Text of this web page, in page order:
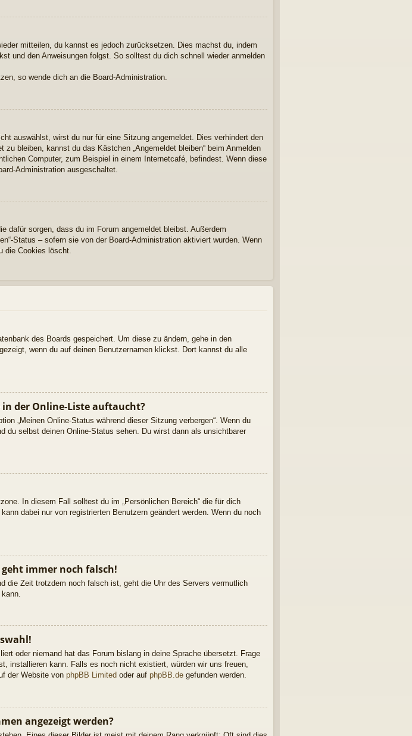
mitteilen, du kannst es jedoch zurücksetzen. Dies machst du, indem
und den Anweisungen folgst. So solltest du dich schnell wieder anmelden
so wende dich an die Board-Administration.
auswählst, wirst du nur für eine Sitzung angemeldet. Dies verhindert den
bleiben, kannst du das Kästchen „Angemeldet bleiben“ beim Anmelden
Computer, zum Beispiel in einem Internetcafé, befindest. Wenn diese
Administration ausgeschaltet.
dafür sorgen, dass du im Forum angemeldet bleibst. Außerdem
Status – sofern sie von der Board-Administration aktiviert wurden. Wenn
die Cookies löscht.
des Boards gespeichert. Um diese zu ändern, gehe in den
wenn du auf deinen Benutzernamen klickst. Dort kannst du alle
der Online-Liste auftaucht?
„Meinen Online-Status während dieser Sitzung verbergen“. Wenn du
du selbst deinen Online-Status sehen. Du wirst dann als unsichtbarer
In diesem Fall solltest du im „Persönlichen Bereich“ die für dich
dabei nur von registrierten Benutzern geändert werden. Wenn du noch
immer noch falsch!
die Zeit trotzdem noch falsch ist, geht die Uhr des Servers vermutlich
oder niemand hat das Forum bislang in deine Sprache übersetzt. Frage
installieren kann. Falls es noch nicht existiert, würden wir uns freuen,
der Website von phpBB Limited oder auf phpBB.de gefunden werden.
angezeigt werden?